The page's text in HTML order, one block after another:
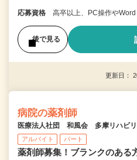
応募資格 高卒以上、PC操作や
後で見る
更新日：
病院の薬剤師
医療法人社団 和風会 多摩リハビリ
アルバイト パート
薬剤師募集！ブランクのある